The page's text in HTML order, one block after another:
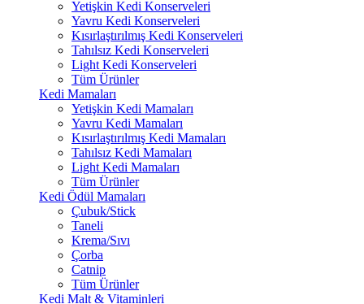
Yetişkin Kedi Konserveleri
Yavru Kedi Konserveleri
Kısırlaştırılmış Kedi Konserveleri
Tahılsız Kedi Konserveleri
Light Kedi Konserveleri
Tüm Ürünler
Kedi Mamaları
Yetişkin Kedi Mamaları
Yavru Kedi Mamaları
Kısırlaştırılmış Kedi Mamaları
Tahılsız Kedi Mamaları
Light Kedi Mamaları
Tüm Ürünler
Kedi Ödül Mamaları
Çubuk/Stick
Taneli
Krema/Sıvı
Çorba
Catnip
Tüm Ürünler
Kedi Malt & Vitaminleri